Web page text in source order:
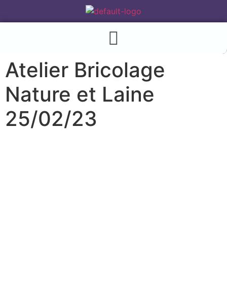
Atelier Bricolage
Nature et Laine
25/02/23